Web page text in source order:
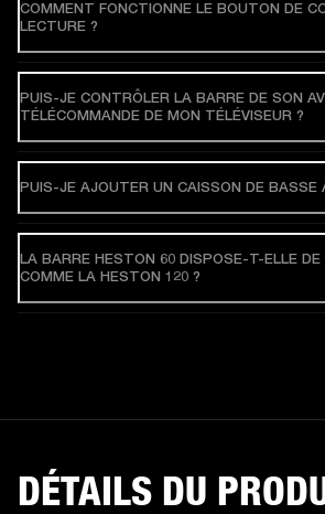
COMMENT FONCTIONNE LE BOUTON DE
LECTURE ?
PUIS-JE CONTRÔLER LA BARRE DE SON
TÉLÉCOMMANDE DE MON TÉLÉVISEUR ?
PUIS-JE AJOUTER UN CAISSON DE BASSE
LA BARRE HESTON 60 DISPOSE-T-ELLE DE
COMME LA HESTON 120 ?
DÉTAILS DU